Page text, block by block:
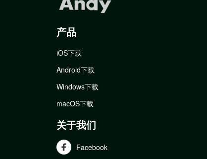
产品
iOS下载
Android下载
Windows下载
macOS下载
关于我们
Facebook